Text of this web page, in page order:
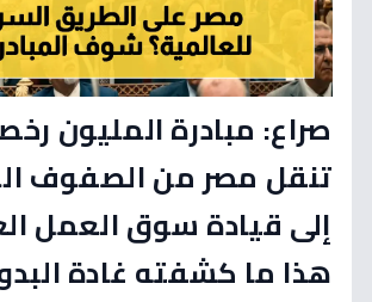
صراع: مبادرة المليون
تنقل مصر من الصفوف
إلى قيادة سوق العمل
هذا ما كشفته غادة